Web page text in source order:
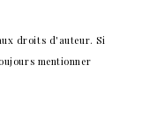
droits d'auteur. Si
mentionner